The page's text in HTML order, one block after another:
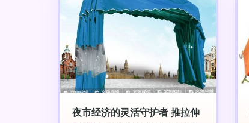
夜市经济的灵活守护者 推拉伸